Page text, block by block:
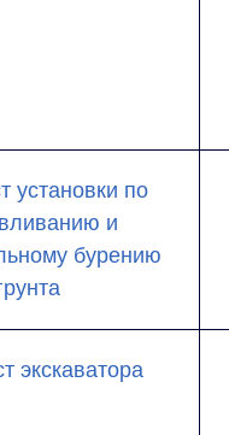
установки по
и
бурению
экскаватора